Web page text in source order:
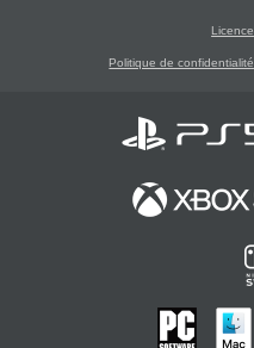
Licence
Politique de confidentialité